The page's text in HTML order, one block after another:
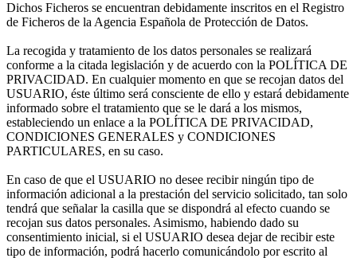
Dichos Ficheros se encuentran debidamente inscritos en el Registro
de Ficheros de la Agencia Española de Protección de Datos.
La recogida y tratamiento de los datos personales se realizará
conforme a la citada legislación y de acuerdo con la POLÍTICA DE
PRIVACIDAD. En cualquier momento en que se recojan datos del
USUARIO, éste último será consciente de ello y estará debidamente
informado sobre el tratamiento que se le dará a los mismos,
estableciendo un enlace a la POLÍTICA DE PRIVACIDAD,
CONDICIONES GENERALES y CONDICIONES
PARTICULARES, en su caso.
En caso de que el USUARIO no desee recibir ningún tipo de
información adicional a la prestación del servicio solicitado, tan solo
tendrá que señalar la casilla que se dispondrá al efecto cuando se
recojan sus datos personales. Asimismo, habiendo dado su
consentimiento inicial, si el USUARIO desea dejar de recibir este
tipo de información, podrá hacerlo comunicándolo por escrito al